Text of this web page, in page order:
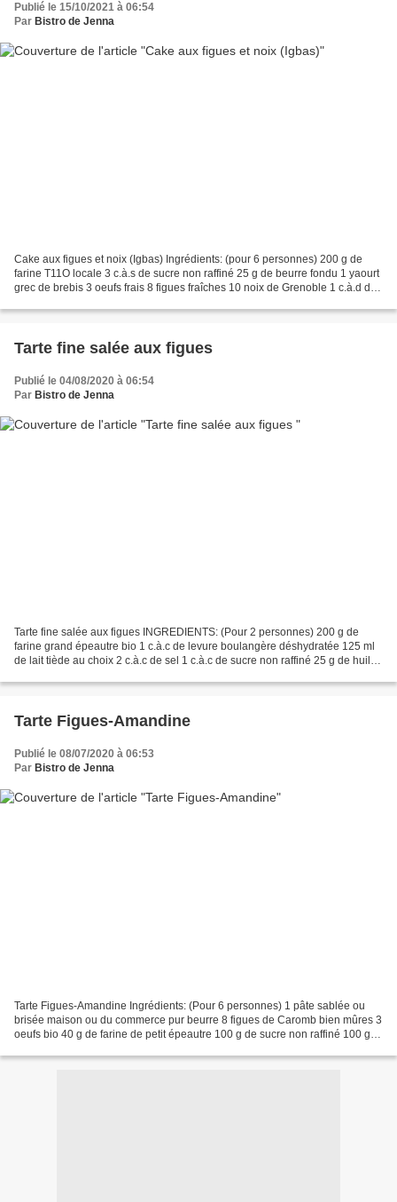
Publié le 15/10/2021 à 06:54
Par Bistro de Jenna
Cake aux figues et noix (Igbas) Ingrédients: (pour 6 personnes) 200 g de
farine T11O locale 3 c.à.s de sucre non raffiné 25 g de beurre fondu 1 yaourt
grec de brebis 3 oeufs frais 8 figues fraîches 10 noix de Grenoble 1 c.à.d de
Tarte fine salée aux figues
Publié le 04/08/2020 à 06:54
Par Bistro de Jenna
Tarte fine salée aux figues INGREDIENTS: (Pour 2 personnes) 200 g de
farine grand épeautre bio 1 c.à.c de levure boulangère déshydratée 125 ml
de lait tiède au choix 2 c.à.c de sel 1 c.à.c de sucre non raffiné 25 g de huile
Tarte Figues-Amandine
Publié le 08/07/2020 à 06:53
Par Bistro de Jenna
Tarte Figues-Amandine Ingrédients: (Pour 6 personnes) 1 pâte sablée ou
brisée maison ou du commerce pur beurre 8 figues de Caromb bien mûres 3
oeufs bio 40 g de farine de petit épeautre 100 g de sucre non raffiné 100 g